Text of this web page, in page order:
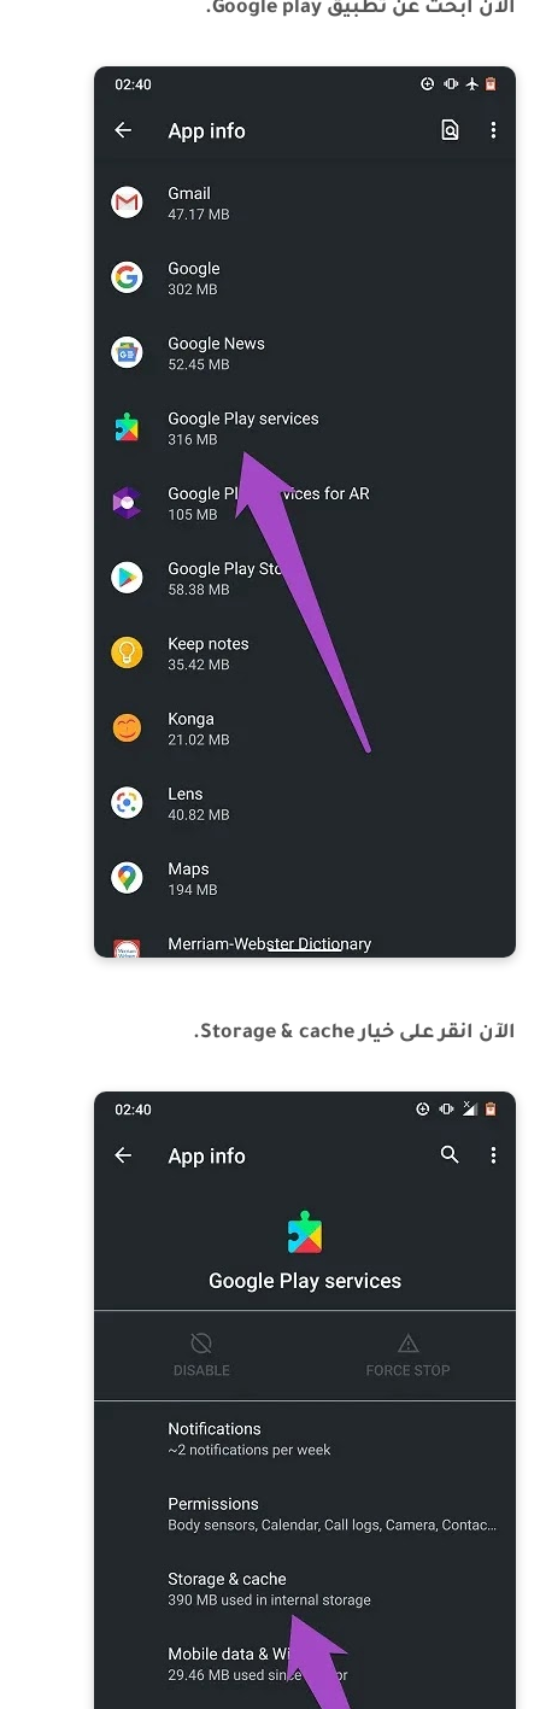
الآن ابحث عن تطبيق Google play.
الآن انقر على خيار Storage & cache.